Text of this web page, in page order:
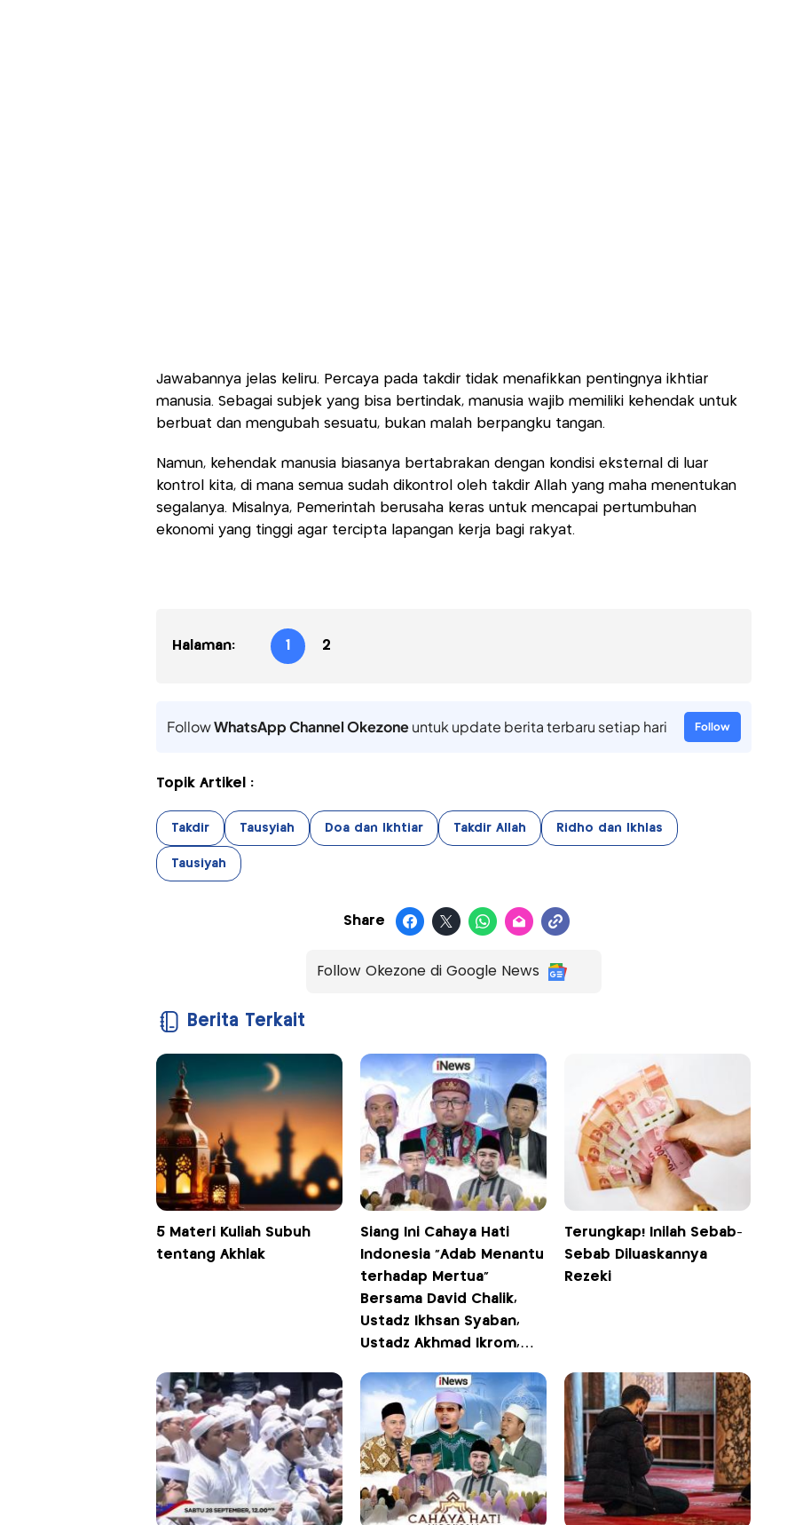
Jawabannya jelas keliru. Percaya pada takdir tidak menafikkan pentingnya ikhtiar
manusia. Sebagai subjek yang bisa bertindak, manusia wajib memiliki kehendak untuk
berbuat dan mengubah sesuatu, bukan malah berpangku tangan.
Namun, kehendak manusia biasanya bertabrakan dengan kondisi eksternal di luar
kontrol kita, di mana semua sudah dikontrol oleh takdir Allah yang maha menentukan
segalanya. Misalnya, Pemerintah berusaha keras untuk mencapai pertumbuhan
ekonomi yang tinggi agar tercipta lapangan kerja bagi rakyat.
Halaman: 1 2
FollowWhatsApp Channel Okezoneuntuk update berita terbaru setiap hari Follow
Topik Artikel :
Takdir Tausyiah Doa dan Ikhtiar Takdir Allah Ridho dan Ikhlas
Tausiyah
Share
Follow Okezone di Google News
Berita Terkait
5 Materi Kuliah Subuh
tentang Akhlak
Siang Ini Cahaya Hati
Indonesia "Adab Menantu
terhadap Mertua"
Bersama David Chalik,
Ustadz Ikhsan Syaban,
Ustadz Akhmad Ikrom,
Pukul 12.00 WIB Hanya di
iNews
Terungkap! Inilah Sebab-
Sebab Diluaskannya
Rezeki